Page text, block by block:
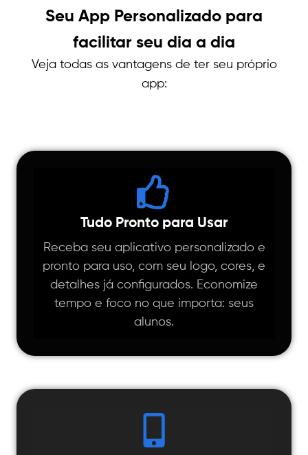
Seu App Personalizado para
facilitar seu dia a dia
Veja todas as vantagens de ter seu próprio
app:
Tudo Pronto para Usar
Receba seu aplicativo personalizado e
pronto para uso, com seu logo, cores, e
detalhes já configurados. Economize
tempo e foco no que importa: seus
alunos.